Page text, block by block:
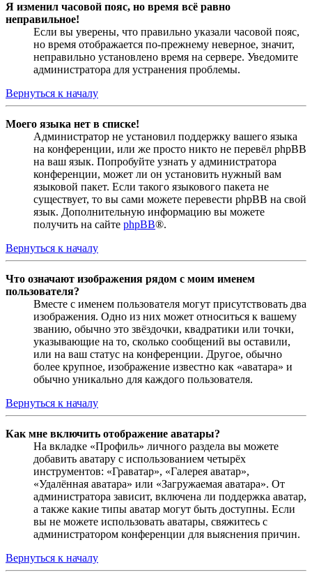
Я изменил часовой пояс, но время всё равно
неправильное!
Если вы уверены, что правильно указали часовой пояс,
но время отображается по-прежнему неверное, значит,
неправильно установлено время на сервере. Уведомите
администратора для устранения проблемы.
Вернуться к началу
Моего языка нет в списке!
Администратор не установил поддержку вашего языка
на конференции, или же просто никто не перевёл phpBB
на ваш язык. Попробуйте узнать у администратора
конференции, может ли он установить нужный вам
языковой пакет. Если такого языкового пакета не
существует, то вы сами можете перевести phpBB на свой
язык. Дополнительную информацию вы можете
получить на сайте phpBB®.
Вернуться к началу
Что означают изображения рядом с моим именем
пользователя?
Вместе с именем пользователя могут присутствовать два
изображения. Одно из них может относиться к вашему
званию, обычно это звёздочки, квадратики или точки,
указывающие на то, сколько сообщений вы оставили,
или на ваш статус на конференции. Другое, обычно
более крупное, изображение известно как «аватара» и
обычно уникально для каждого пользователя.
Вернуться к началу
Как мне включить отображение аватары?
На вкладке «Профиль» личного раздела вы можете
добавить аватару с использованием четырёх
инструментов: «Граватар», «Галерея аватар»,
«Удалённая аватара» или «Загружаемая аватара». От
администратора зависит, включена ли поддержка аватар,
а также какие типы аватар могут быть доступны. Если
вы не можете использовать аватары, свяжитесь с
администратором конференции для выяснения причин.
Вернуться к началу